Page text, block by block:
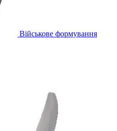
Військове формування